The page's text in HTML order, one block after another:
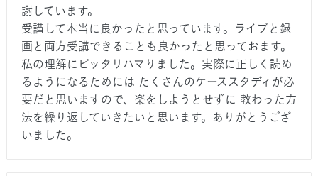
謝しています。
受講して本当に良かったと思っています。ライブと録
画と両方受講できることも良かったと思っておます。
私の理解にピッタリハマりました。実際に正しく読め
るようになるためには たくさんのケーススタディが必
要だと思いますので、楽をしようとせずに 教わった方
法を繰り返していきたいと思います。ありがとうござ
いました。